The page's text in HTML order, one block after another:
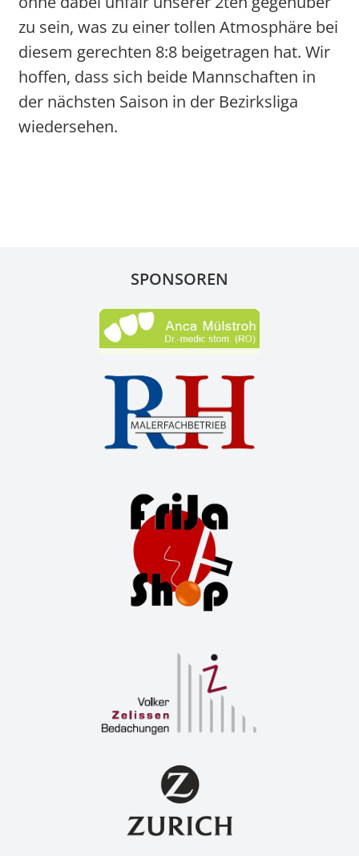
zu sein, was zu einer tollen Atmosphäre bei
diesem gerechten 8:8 beigetragen hat. Wir
hoffen, dass sich beide Mannschaften in
der nächsten Saison in der Bezirksliga
wiedersehen.
SPONSOREN